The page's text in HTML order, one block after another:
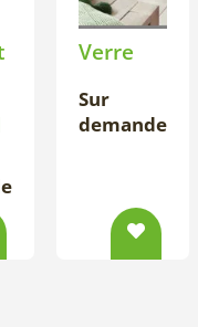
Verre
Sur
demande